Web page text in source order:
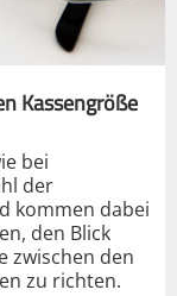
Kassengröße
bei
der
kommen dabei
den Blick
zwischen den
zu richten.